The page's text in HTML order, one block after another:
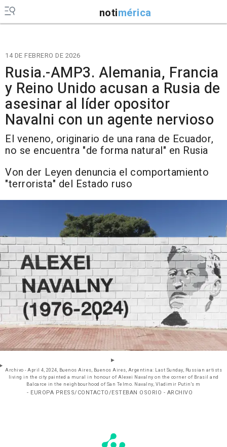
notimérica
14 DE FEBRERO DE 2026
Rusia.-AMP3. Alemania, Francia
y Reino Unido acusan a Rusia de
asesinar al líder opositor
Navalni con un agente nervioso
El veneno, originario de una rana de Ecuador,
no se encuentra "de forma natural" en Rusia
Von der Leyen denuncia el comportamiento
"terrorista" del Estado ruso
Archivo - April 4, 2024, Buenos Aires, Buenos Aires, Argentina: Last Sunday, Russian artists
living in the city painted a mural in honour of Alexei Navalny on the corner of Brasil and
Balcarce in the neighbourhood of San Telmo. Navalny, Vladimir Putin's m
- EUROPA PRESS/CONTACTO/ESTEBAN OSORIO - ARCHIVO